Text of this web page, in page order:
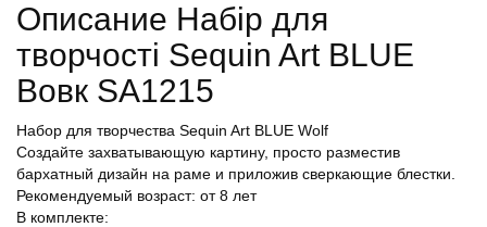
Описание Набір для
творчості Sequin Art BLUE
Вовк SA1215
Набор для творчества Sequin Art BLUE Wolf
Создайте захватывающую картину, просто разместив
бархатный дизайн на раме и приложив сверкающие блестки.
Рекомендуемый возраст: от 8 лет
В комплекте: